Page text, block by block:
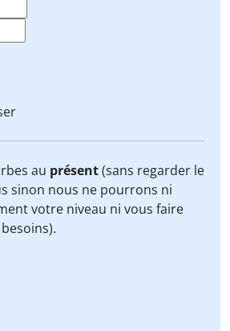
au présent(sans regarder le
sinon nous ne pourrons ni
votre niveau ni vous faire